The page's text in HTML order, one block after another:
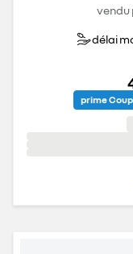
vendu
délai
prime